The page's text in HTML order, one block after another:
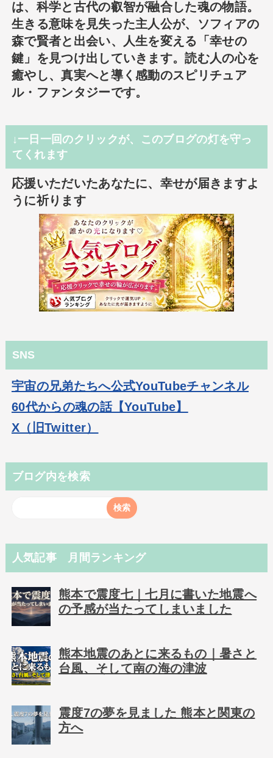
は、科学と古代の叡智が融合した魂の物語。
生きる意味を見失った主人公が、ソフィアの
森で賢者と出会い、人生を変える「幸せの
鍵」を見つけ出していきます。読む人の心を
癒やし、真実へと導く感動のスピリチュア
ル・ファンタジーです。
↓一日一回のクリックが、このブログの灯を守っ
てくれます
応援いただいたあなたに、幸せが届きますよ
うに祈ります
SNS
宇宙の兄弟たちへ公式YouTubeチャンネル
60代からの魂の話【YouTube】
X（旧Twitter）
ブログ内を検索
人気記事 月間ランキング
熊本で震度七｜七月に書いた地震へ
の予感が当たってしまいました
熊本地震のあとに来るもの｜暑さと
台風、そして南の海の津波
震度7の夢を見ました 熊本と関東の
方へ